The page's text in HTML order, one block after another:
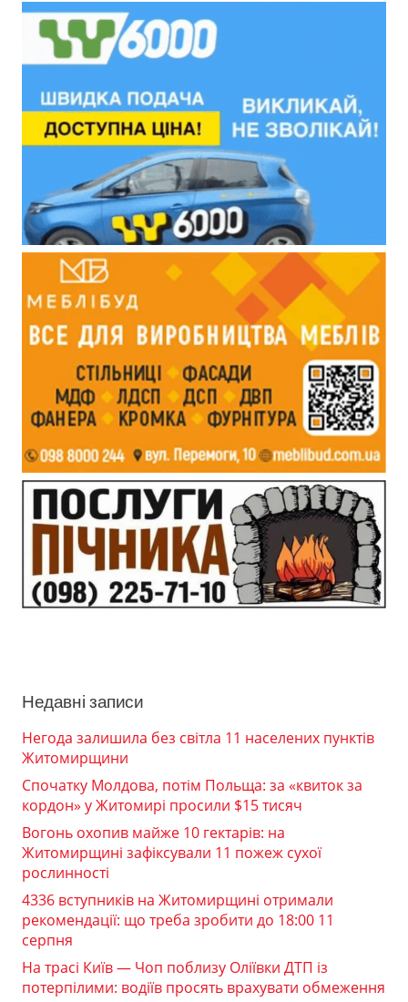
Недавні записи
Негода залишила без світла 11 населених пунктів
Житомирщини
Спочатку Молдова, потім Польща: за «квиток за
кордон» у Житомирі просили $15 тисяч
Вогонь охопив майже 10 гектарів: на
Житомирщині зафіксували 11 пожеж сухої
рослинності
4336 вступників на Житомирщині отримали
рекомендації: що треба зробити до 18:00 11
серпня
На трасі Київ — Чоп поблизу Оліївки ДТП із
потерпілими: водіїв просять врахувати обмеження